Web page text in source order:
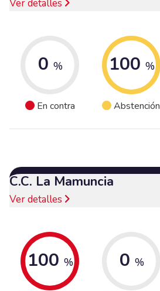
Ver detalles
0 %
En contra
100 %
Abstención
C.C. La Mamuncia
Ver detalles
100 % 0 %